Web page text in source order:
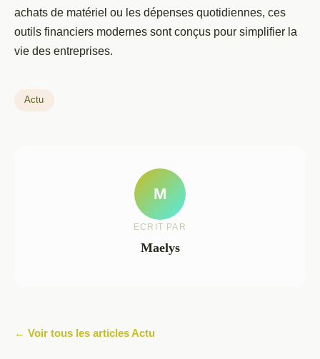
achats de matériel ou les dépenses quotidiennes, ces
outils financiers modernes sont conçus pour simplifier la
vie des entreprises.
Actu
M
ECRIT PAR
Maelys
← Voir tous les articles Actu